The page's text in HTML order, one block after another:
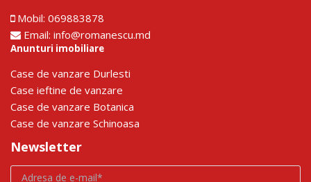
Mobil: 069883878
Email: info@romanescu.md
Anunturi imobiliare
Сase de vanzare Durlesti
Сase ieftine de vanzare
Сase de vanzare Botanica
Сase de vanzare Schinoasa
Newsletter